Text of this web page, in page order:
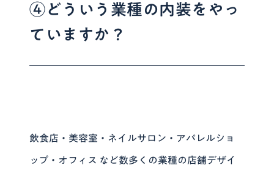
④どういう業種の内装をやっ
ていますか？
飲食店・美容室・ネイルサロン・アパレルショ
ップ・オフィス など数多くの業種の店舗デザイ